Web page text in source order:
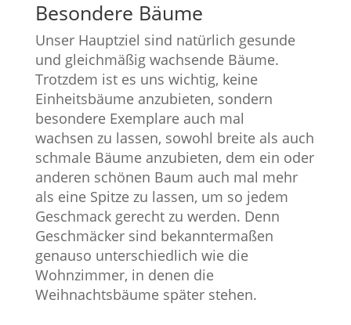
Besondere Bäume
Unser Hauptziel sind natürlich gesunde
und gleichmäßig wachsende Bäume.
Trotzdem ist es uns wichtig, keine
Einheitsbäume anzubieten, sondern
besondere Exemplare auch mal
wachsen zu lassen, sowohl breite als auch
schmale Bäume anzubieten, dem ein oder
anderen schönen Baum auch mal mehr
als eine Spitze zu lassen, um so jedem
Geschmack gerecht zu werden. Denn
Geschmäcker sind bekanntermaßen
genauso unterschiedlich wie die
Wohnzimmer, in denen die
Weihnachtsbäume später stehen.